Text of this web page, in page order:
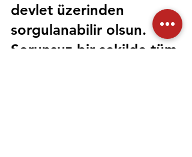
devlet üzerinden
sorgulanabilir olsun.
Sorunsuz bir şekilde tüm